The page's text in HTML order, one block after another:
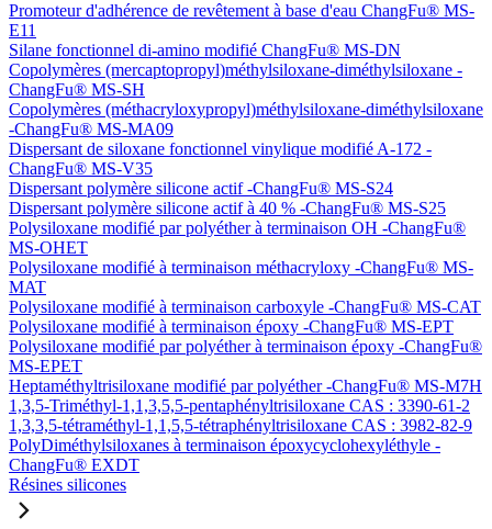
Promoteur d'adhérence de revêtement à base d'eau ChangFu® MS-
E11
Silane fonctionnel di-amino modifié ChangFu® MS-DN
Copolymères (mercaptopropyl)méthylsiloxane-diméthylsiloxane -
ChangFu® MS-SH
Copolymères (méthacryloxypropyl)méthylsiloxane-diméthylsiloxane
-ChangFu® MS-MA09
Dispersant de siloxane fonctionnel vinylique modifié A-172 -
ChangFu® MS-V35
Dispersant polymère silicone actif -ChangFu® MS-S24
Dispersant polymère silicone actif à 40 % -ChangFu® MS-S25
Polysiloxane modifié par polyéther à terminaison OH -ChangFu®
MS-OHET
Polysiloxane modifié à terminaison méthacryloxy -ChangFu® MS-
MAT
Polysiloxane modifié à terminaison carboxyle -ChangFu® MS-CAT
Polysiloxane modifié à terminaison époxy -ChangFu® MS-EPT
Polysiloxane modifié par polyéther à terminaison époxy -ChangFu®
MS-EPET
Heptaméthyltrisiloxane modifié par polyéther -ChangFu® MS-M7H
1,3,5-Triméthyl-1,1,3,5,5-pentaphényltrisiloxane CAS : 3390-61-2
1,3,3,5-tétraméthyl-1,1,5,5-tétraphényltrisiloxane CAS : 3982-82-9
PolyDiméthylsiloxanes à terminaison époxycyclohexyléthyle -
ChangFu® EXDT
Résines silicones